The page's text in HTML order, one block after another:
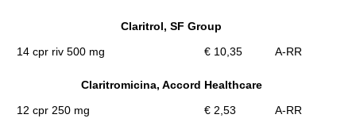
Claritrol, SF Group
14 cpr riv 500 mg
€ 10,35 A-RR
Claritromicina, Accord Healthcare
12 cpr 250 mg
€ 2,53
A-RR